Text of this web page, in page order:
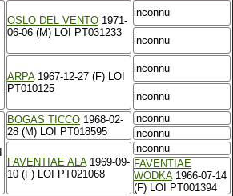
OSLO DEL VENTO 1971-
06-06 (M) LOI PT031233
inconnu
inconnu
ARPA1967-12-27 (F) LOI
PT010125
inconnu
inconnu
BOGAS TICCO 1968-02-
28 (M) LOI PT018595
inconnu
inconnu
FAVENTIAE ALA1969-09-
10 (F) LOI PT021068
inconnu
FAVENTIAE
WODKA1966-07-14
(F) LOI PT001394